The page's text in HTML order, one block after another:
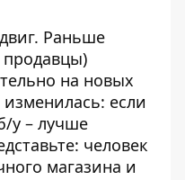
Раньше
на новых
если
у – лучше
человек
магазина и